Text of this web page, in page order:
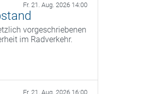
Fr. 21. Aug. 2026 14:00
vorgeschriebenen
im Radverkehr.
Fr. 21. Aug. 2026 16:00